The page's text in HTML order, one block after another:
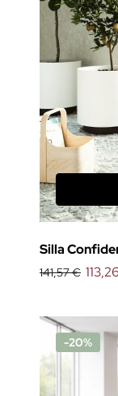
Silla
141,57 €
-20%